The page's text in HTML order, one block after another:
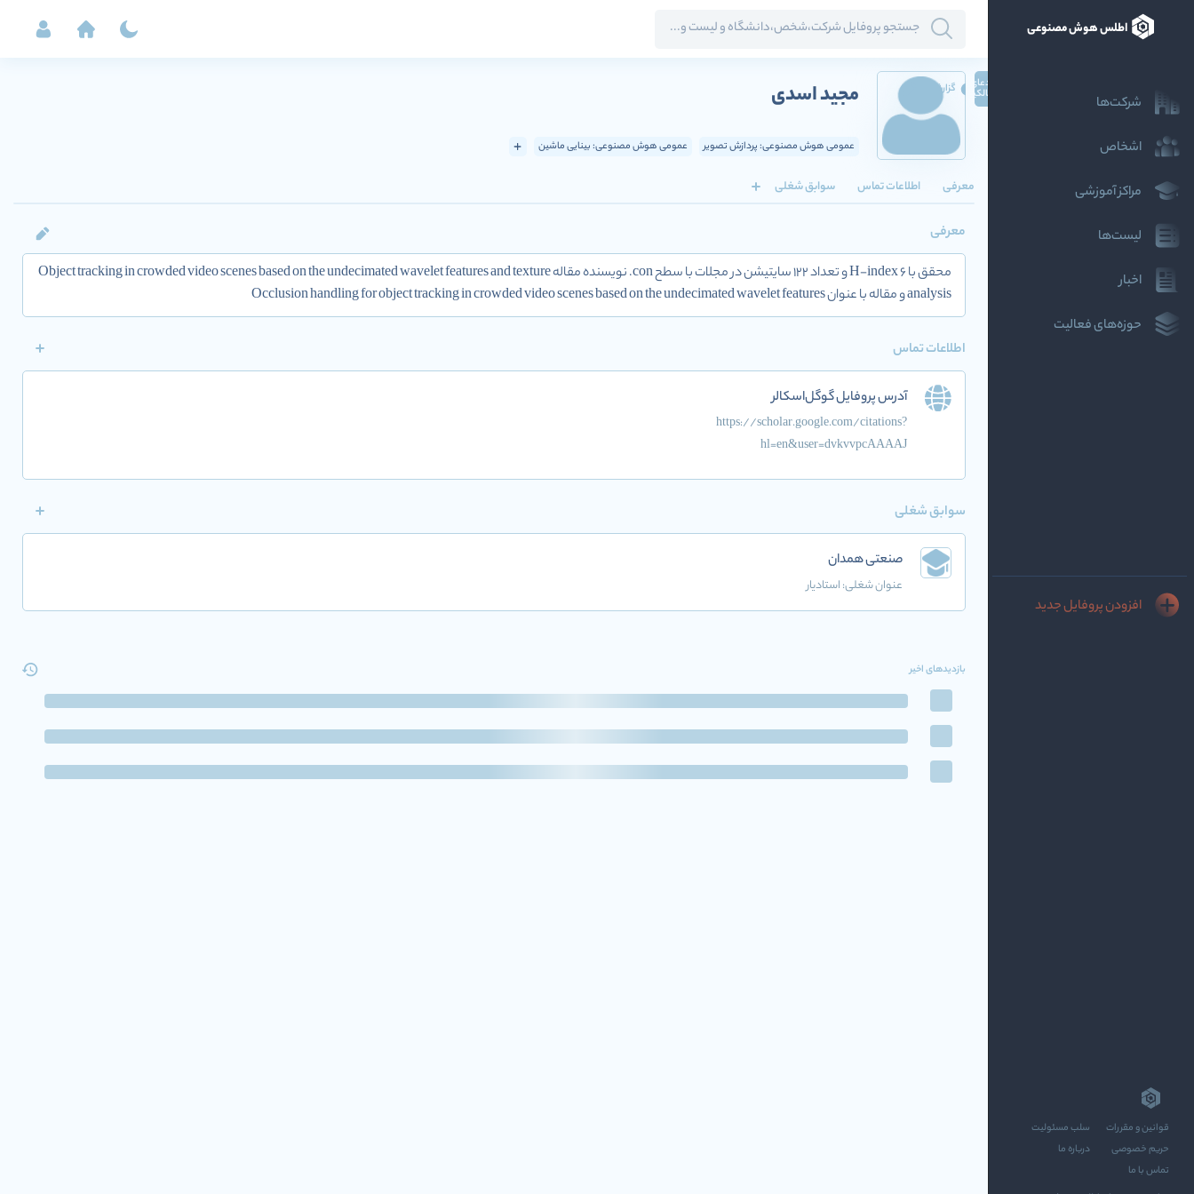
اطلس هوش مصنوعی
شرکت‌ها
اشخاص
مراکز آموزشی
لیست‌ها
اخبار
حوزه‌های فعالیت
افزودن پروفایل جدید
قوانین و مقررات
سلب مسئولیت
حریم خصوصی
درباره ما
تماس با ما
مجید اسدی
عمومی هوش مصنوعی: پردازش تصویر عمومی هوش مصنوعی: بینایی ماشین
ادعای
مالکیت گزارش
معرفی اطلاعات تماس سوابق شغلی
معرفی
محقق با H-index 6 و تعداد 122 سایتیشن در مجلات با سطح con. نویسنده مقاله Object tracking in crowded video scenes based on the undecimated wavelet features and texture
analysis و مقاله با عنوان Occlusion handling for object tracking in crowded video scenes based on the undecimated wavelet features
اطلاعات تماس
آدرس پروفایل گوگل‌اسکالر
https://scholar.google.com/citations?
hl=en&user=dvkvvpcAAAAJ
سوابق شغلی
صنعتی همدان
عنوان شغلی:استادیار
بازدیدهای اخیر